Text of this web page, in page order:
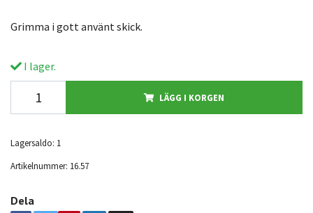
Grimma i gott använt skick.
I lager.
LÄGG I KORGEN
Lagersaldo: 1
Artikelnummer: 16.57
Dela